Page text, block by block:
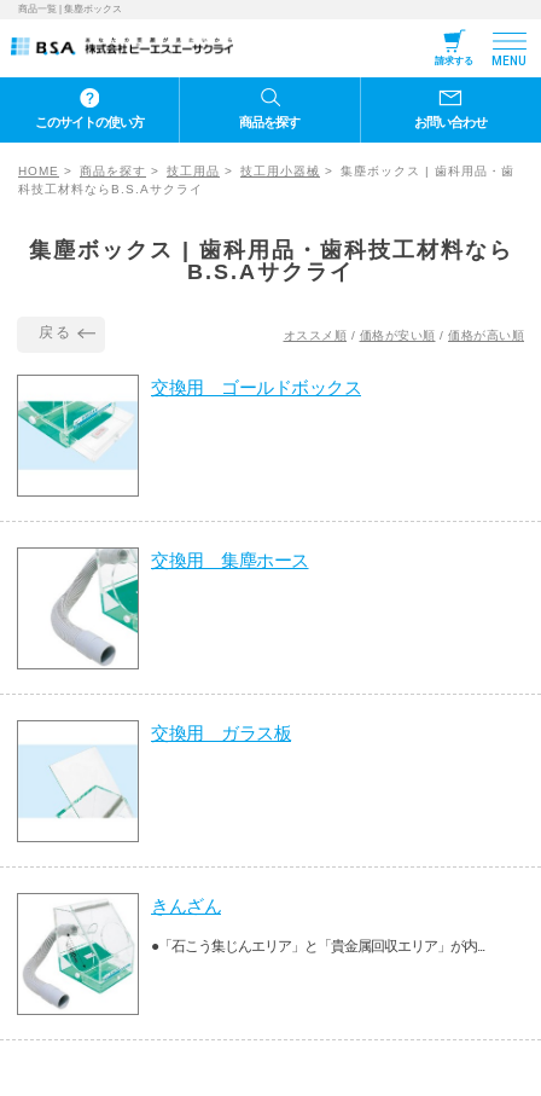
商品一覧 | 集塵ボックス
請求する MENU
このサイトの使い方 商品を探す お問い合わせ
HOME 商品を探す 技工用品 技工用小器械
集塵ボックス | 歯科用品・歯
科技工材料ならB.S.Aサクライ
集塵ボックス | 歯科用品・歯科技工材料なら
B.S.Aサクライ
戻る オススメ順 / 価格が安い順 / 価格が高い順
交換用 ゴールドボックス
交換用 集塵ホース
交換用 ガラス板
きんざん
●「石こう集じんエリア」と「貴金属回収エリア」が内...